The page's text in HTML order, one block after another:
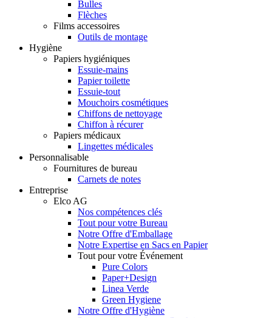
Bulles
Flèches
Films accessoires
Outils de montage
Hygiène
Papiers hygiéniques
Essuie-mains
Papier toilette
Essuie-tout
Mouchoirs cosmétiques
Chiffons de nettoyage
Chiffon à récurer
Papiers médicaux
Lingettes médicales
Personnalisable
Fournitures de bureau
Carnets de notes
Entreprise
Elco AG
Nos compétences clés
Tout pour votre Bureau
Notre Offre d'Emballage
Notre Expertise en Sacs en Papier
Tout pour votre Événement
Pure Colors
Paper+Design
Linea Verde
Green Hygiene
Notre Offre d'Hygiène